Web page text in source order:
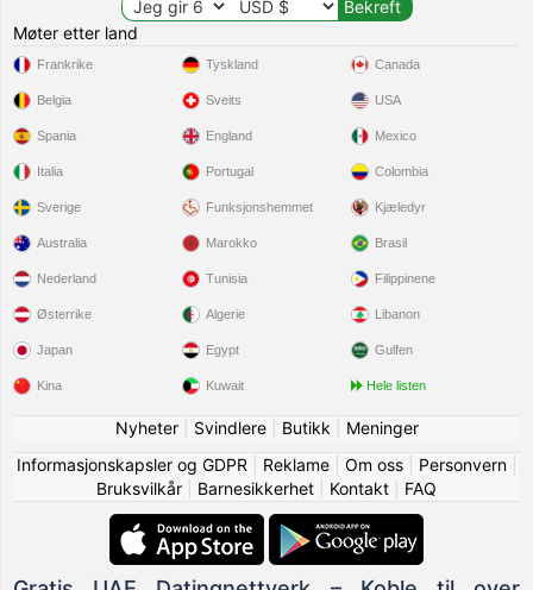
Møter etter land
Frankrike
Belgia
Spania
Italia
Sverige
Tyskland
Sveits
England
Portugal
Funksjonshemmet
Canada
USA
Mexico
Colombia
Kjæledyr
Australia
Nederland
Østerrike
Japan
Kina
Marokko
Tunisia
Algerie
Egypt
Kuwait
Brasil
Filippinene
Libanon
Gulfen
Hele listen
Nyheter| Svindlere| Butikk
Meninger
Informasjonskapsler og GDPR
Reklame| Om oss| Personvern|
Bruksvilkår
Barnesikkerhet Kontakt FAQ